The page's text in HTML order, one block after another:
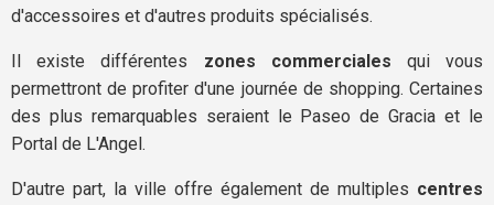
d'accessoires et d'autres produits spécialisés.
Il existe différentes zones commerciales qui vous
permettront de profiter d'une journée de shopping. Certaines
des plus remarquables seraient le Paseo de Gracia et le
Portal de L'Angel.
D'autre part, la ville offre également de multiples centres